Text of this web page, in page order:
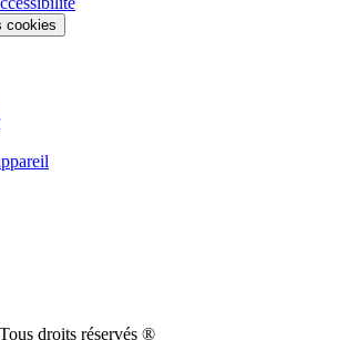
cookies
Tous droits réservés ®